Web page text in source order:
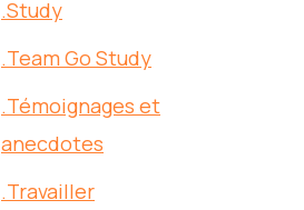
.Study
.Team Go Study
.Témoignages et
anecdotes
.Travailler